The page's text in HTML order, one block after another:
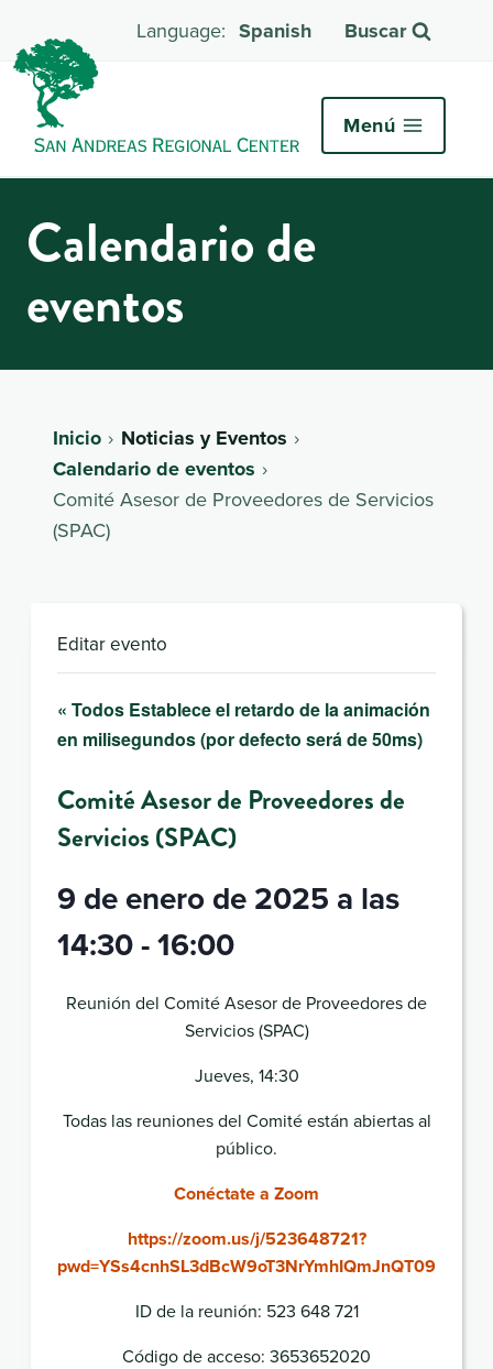
Spanish Buscar
Menú
Calendario de
eventos
Inicio
Noticias y Eventos
Calendario de eventos
Comité Asesor de Proveedores de Servicios
(SPAC)
Editar evento
« Todos Establece el retardo de la animación
en milisegundos (por defecto será de 50ms)
Comité Asesor de Proveedores de
Servicios (SPAC)
9 de enero de 2025 a las
14:30-16:00
Reunión del Comité Asesor de Proveedores de
Servicios (SPAC)
Jueves, 14:30
Todas las reuniones del Comité están abiertas al
público.
Conéctate a Zoom
https://zoom.us/j/523648721?
pwd=YSs4cnhSL3dBcW9oT3NrYmhIQmJnQT09
ID de la reunión: 523 648 721
Código de acceso: 3653652020